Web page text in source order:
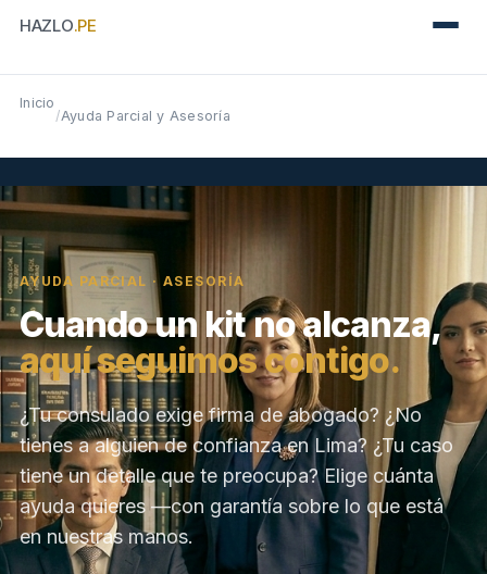
HAZLO.PE
Inicio
/Ayuda Parcial y Asesoría
AYUDA PARCIAL · ASESORÍA
Cuando un kit no alcanza,
aquí seguimos contigo.
¿Tu consulado exige firma de abogado? ¿No
tienes a alguien de confianza en Lima? ¿Tu caso
tiene un detalle que te preocupa? Elige cuánta
ayuda quieres —con garantía sobre lo que está
en nuestras manos.